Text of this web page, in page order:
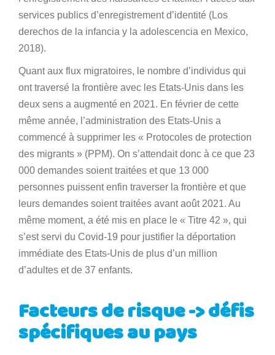
services publics d’enregistrement d’identité (Los
derechos de la infancia y la adolescencia en Mexico,
2018).
Quant aux flux migratoires, le nombre d’individus qui
ont traversé la frontière avec les Etats-Unis dans les
deux sens a augmenté en 2021. En février de cette
même année, l’administration des Etats-Unis a
commencé à supprimer les « Protocoles de protection
des migrants » (PPM). On s’attendait donc à ce que 23
000 demandes soient traitées et que 13 000
personnes puissent enfin traverser la frontière et que
leurs demandes soient traitées avant août 2021. Au
même moment, a été mis en place le « Titre 42 », qui
s’est servi du Covid-19 pour justifier la déportation
immédiate des Etats-Unis de plus d’un million
d’adultes et de 37 enfants.
Facteurs de risque -> défis
spécifiques au pays